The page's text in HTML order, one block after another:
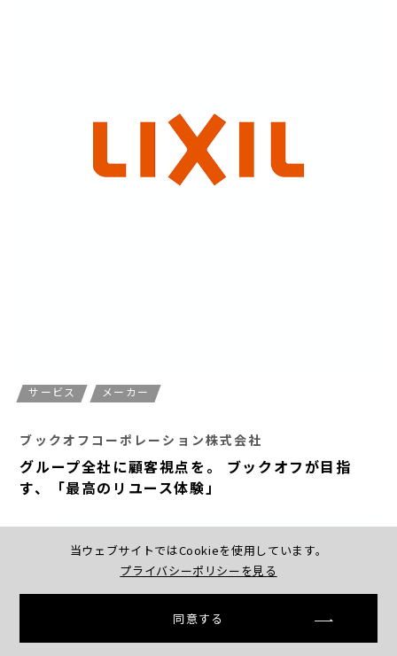
サービス メーカー
ブックオフコーポレーション株式会社
グループ全社に顧客視点を。 ブックオフが目指
す、「最高のリユース体験」
当ウェブサイトではCookieを使用しています。
プライバシーポリシーを見る
同意する